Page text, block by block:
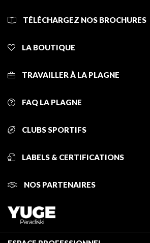
TÉLÉCHARGEZ NOS BROCHURES
LA BOUTIQUE
TRAVAILLER À LA PLAGNE
FAQ LA PLAGNE
CLUBS SPORTIFS
LABELS & CERTIFICATIONS
NOS PARTENAIRES